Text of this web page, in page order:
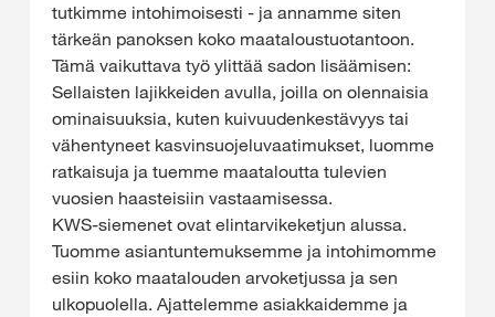
tutkimme intohimoisesti - ja annamme siten
tärkeän panoksen koko maataloustuotantoon.
Tämä vaikuttava työ ylittää sadon lisäämisen:
Sellaisten lajikkeiden avulla, joilla on olennaisia
ominaisuuksia, kuten kuivuudenkestävyys tai
vähentyneet kasvinsuojeluvaatimukset, luomme
ratkaisuja ja tuemme maataloutta tulevien
vuosien haasteisiin vastaamisessa.
KWS-siemenet ovat elintarvikeketjun alussa.
Tuomme asiantuntemuksemme ja intohimomme
esiin koko maatalouden arvoketjussa ja sen
ulkopuolella. Ajattelemme asiakkaidemme ja